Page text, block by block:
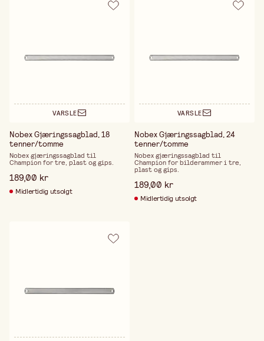
VARSLE
Nobex Gjæringssagblad, 18
tenner/tomme
Nobex gjæringssagblad til
Champion for tre, plast og gips.
189,00 kr
Midlertidig utsolgt
VARSLE
Nobex Gjæringssagblad, 24
tenner/tomme
Nobex gjæringssagblad til
Champion for bilderammer i tre,
plast og gips.
189,00 kr
Midlertidig utsolgt